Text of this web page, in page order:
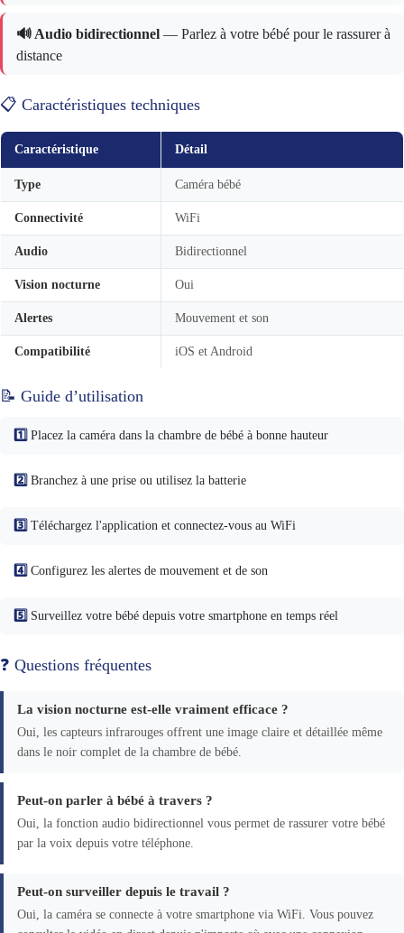
🔊 Audio bidirectionnel — Parlez à votre bébé pour le rassurer à
distance
📋 Caractéristiques techniques
Caractéristique Détail
Type Caméra bébé
Connectivité WiFi
Audio Bidirectionnel
Vision nocturne Oui
Alertes Mouvement et son
Compatibilité iOS et Android
📝 Guide d’utilisation
1️⃣ Placez la caméra dans la chambre de bébé à bonne hauteur
2️⃣ Branchez à une prise ou utilisez la batterie
3️⃣ Téléchargez l'application et connectez-vous au WiFi
4️⃣ Configurez les alertes de mouvement et de son
5️⃣ Surveillez votre bébé depuis votre smartphone en temps réel
❓ Questions fréquentes
La vision nocturne est-elle vraiment efficace ?
Oui, les capteurs infrarouges offrent une image claire et détaillée même
dans le noir complet de la chambre de bébé.
Peut-on parler à bébé à travers ?
Oui, la fonction audio bidirectionnel vous permet de rassurer votre bébé
par la voix depuis votre téléphone.
Peut-on surveiller depuis le travail ?
Oui, la caméra se connecte à votre smartphone via WiFi. Vous pouvez